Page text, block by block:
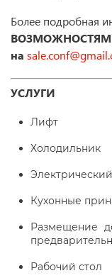
Более подробная
ВОЗМОЖНОСТЯМ
на
УСЛУГИ
Лифт
Холодильник
Кухонные
Размещение
Рабочий стол